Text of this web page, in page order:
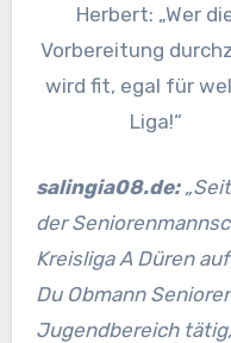
Herbert: „Wer
Vorbereitung
wird fit, egal für
Liga!“
salingia08.de:
der
Kreisliga A Düren
Du Obmann
Jugendbereich